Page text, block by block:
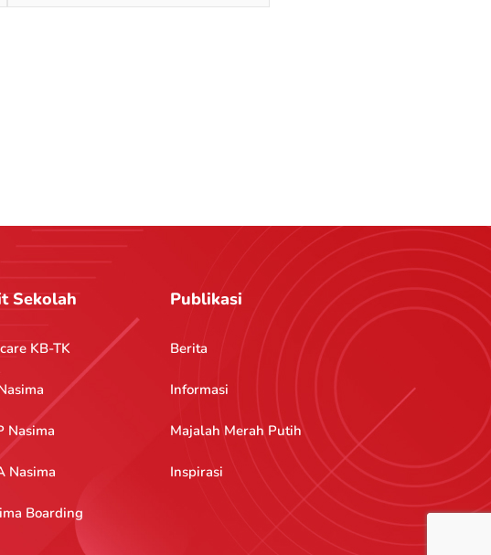
Sekolah
KB-TK
Nasima
Nasima
Boarding
Publikasi
Berita
Informasi
Majalah Merah Putih
Inspirasi